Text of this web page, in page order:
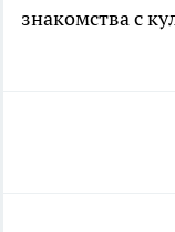
знакомства с